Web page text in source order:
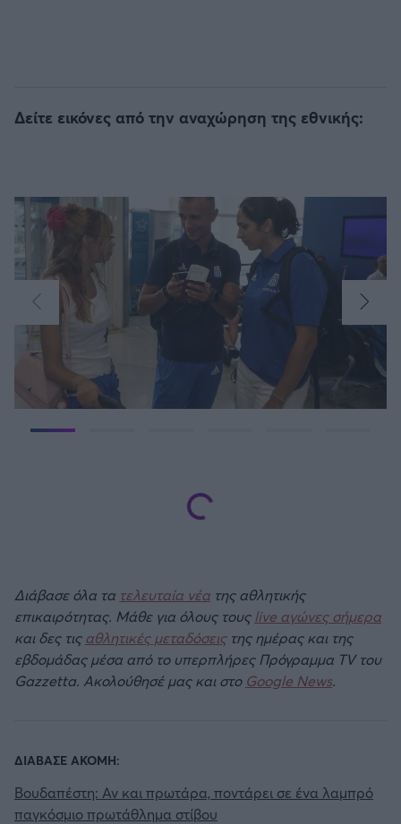
Δείτε εικόνες από την αναχώρηση της εθνικής:
Διάβασε όλα τα τελευταία νέα της αθλητικής
επικαιρότητας. Μάθε για όλους τους live αγώνες σήμερα
και δες τιςαθλητικές μεταδόσειςτης ημέρας και της
εβδομάδας μέσα από το υπερπλήρες Πρόγραμμα TV του
Gazzetta. Ακολούθησέ μας και στο Google News.
ΔΙΑΒΑΣΕ ΑΚΟΜΗ:
Βουδαπέστη: Αν και πρωτάρα, ποντάρει σε ένα λαμπρό
παγκόσμιο πρωτάθλημα στίβου